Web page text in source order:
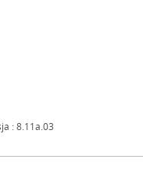
się w nowym oknie
: 8.11a.03